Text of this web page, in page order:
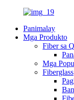
Panimalay
Mga Produkto
Fiber sa
Mga
Fiberglass